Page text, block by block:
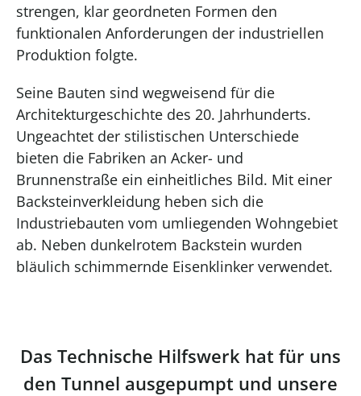
strengen, klar geordneten Formen den
funktionalen Anforderungen der industriellen
Produktion folgte.
Seine Bauten sind wegweisend für die
Architekturgeschichte des 20. Jahrhunderts.
Ungeachtet der stilistischen Unterschiede
bieten die Fabriken an Acker- und
Brunnenstraße ein einheitliches Bild. Mit einer
Backsteinverkleidung heben sich die
Industriebauten vom umliegenden Wohngebiet
ab. Neben dunkelrotem Backstein wurden
bläulich schimmernde Eisenklinker verwendet.
Das Technische Hilfswerk hat für uns
den Tunnel ausgepumpt und unsere